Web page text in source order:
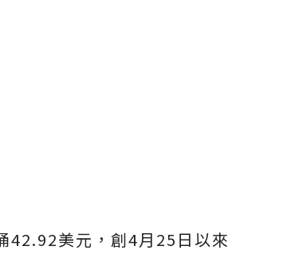
42.92美元，創4月25日以來